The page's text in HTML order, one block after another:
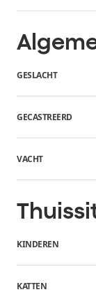
GESLACHT
GECASTREERD
VACHT
KINDEREN
KATTEN